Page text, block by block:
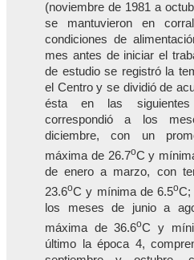
(noviembre de 1981 a
se mantuvieron en
condiciones de
mes antes de iniciar el
de estudio se registró la
el Centro y se dividió de
ésta en las
correspondió a los
diciembre, con un
máxima de 26.7oC y
de enero a marzo, con
23.6oC y mínima de 6.5oC;
los meses de junio a
máxima de 36.6oC y
último la época 4,